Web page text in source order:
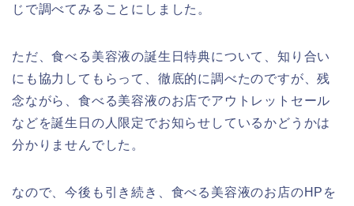
じで調べてみることにしました。
ただ、食べる美容液の誕生日特典について、知り合い
にも協力してもらって、徹底的に調べたのですが、残
念ながら、食べる美容液のお店でアウトレットセール
などを誕生日の人限定でお知らせしているかどうかは
分かりませんでした。
なので、今後も引き続き、食べる美容液のお店のHPを